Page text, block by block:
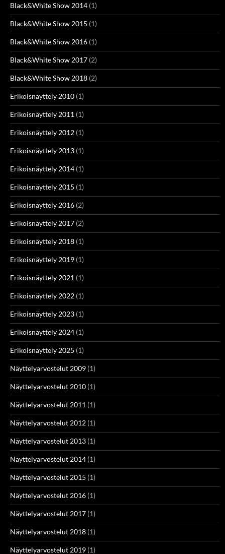
Black&White Show 2014 (1)
Black&White Show 2015 (1)
Black&White Show 2016 (1)
Black&White Show 2017 (2)
Black&White Show 2018 (2)
Erikoisnäyttely 2010 (1)
Erikoisnäyttely 2011 (1)
Erikoisnäyttely 2012 (1)
Erikoisnäyttely 2013 (1)
Erikoisnäyttely 2014 (1)
Erikoisnäyttely 2015 (1)
Erikoisnäyttely 2016 (2)
Erikoisnäyttely 2017 (2)
Erikoisnäyttely 2018 (1)
Erikoisnäyttely 2019 (1)
Erikoisnäyttely 2021 (1)
Erikoisnäyttely 2022 (1)
Erikoisnäyttely 2023 (1)
Erikoisnäyttely 2024 (1)
Erikoisnäyttely 2025 (1)
Näyttelyarvostelut 2009 (1)
Näyttelyarvostelut 2010 (1)
Näyttelyarvostelut 2011 (1)
Näyttelyarvostelut 2012 (1)
Näyttelyarvostelut 2013 (1)
Näyttelyarvostelut 2014 (1)
Näyttelyarvostelut 2015 (1)
Näyttelyarvostelut 2016 (1)
Näyttelyarvostelut 2017 (1)
Näyttelyarvostelut 2018 (1)
Näyttelyarvostelut 2019 (1)